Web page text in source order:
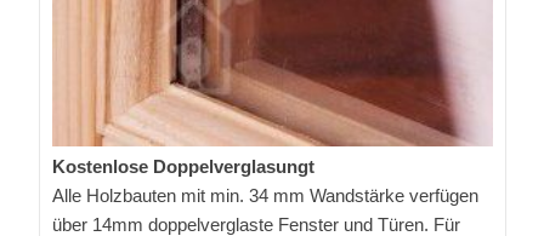
Kostenlose Doppelverglasungt
Alle Holzbauten mit min. 34 mm Wandstärke verfügen
über 14mm doppelverglaste Fenster und Türen. Für